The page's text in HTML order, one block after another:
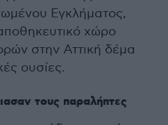
Εγκλήματος,
χώρο
στην Αττική δέμα
ουσίες.
τους παραλήπτες